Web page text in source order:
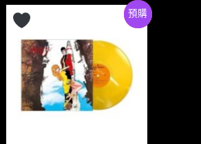
特價
Preorder